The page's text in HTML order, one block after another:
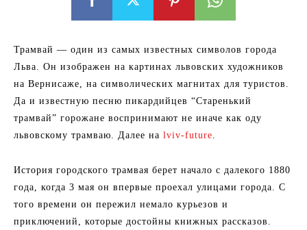
Трамвай — один из самых известных символов города
Льва. Он изображен на картинах львовских художников
на Вернисаже, на символических магнитах для туристов.
Да и известную песню пикардийцев “Старенький
трамвай” горожане воспринимают не иначе как оду
львовскому трамваю. Далее на lviv-future.
История городского трамвая берет начало с далекого 1880
года, когда 3 мая он впервые проехал улицами города. С
того времени он пережил немало курьезов и
приключений, которые достойны книжных рассказов.